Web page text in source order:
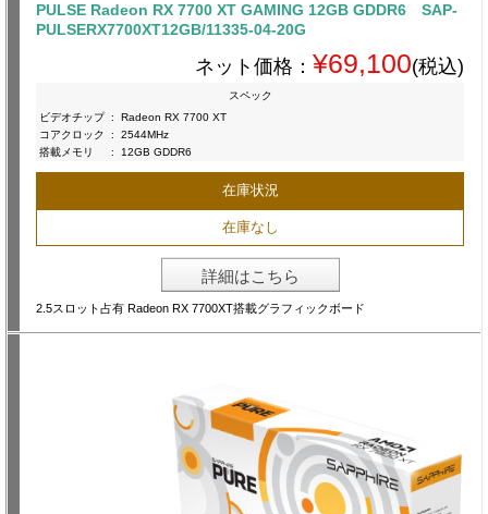
PULSE Radeon RX 7700 XT GAMING 12GB GDDR6 SAP-
PULSERX7700XT12GB/11335-04-20G
ネット価格： ¥69,100(税込)
スペック
ビデオチップ :
Radeon RX 7700 XT
コアクロック
:
2544MHz
搭載メモリ
: 12GB GDDR6
在庫状況
在庫なし
詳細はこちら
2.5スロット占有 Radeon RX 7700XT搭載グラフィックボード